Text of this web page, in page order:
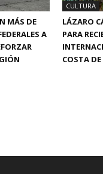
MÁS DE
A
CULTURA
LÁZARO
PARA
COSTA